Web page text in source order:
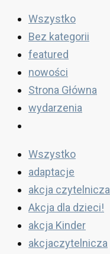
Wszystko
Bez kategorii
featured
nowości
Strona Główna
wydarzenia
Wszystko
adaptacje
akcja czytelnicza
Akcja dla dzieci!
akcja Kinder
akcjaczytelnicza